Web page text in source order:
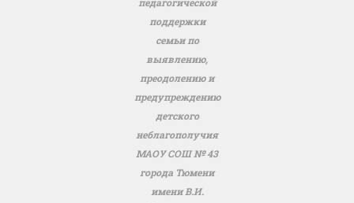
педагогической
поддержки
семьи по
выявлению,
преодолению и
предупреждению
детского
неблагополучия
МАОУ СОШ № 43
города Тюмени
имени В.И.